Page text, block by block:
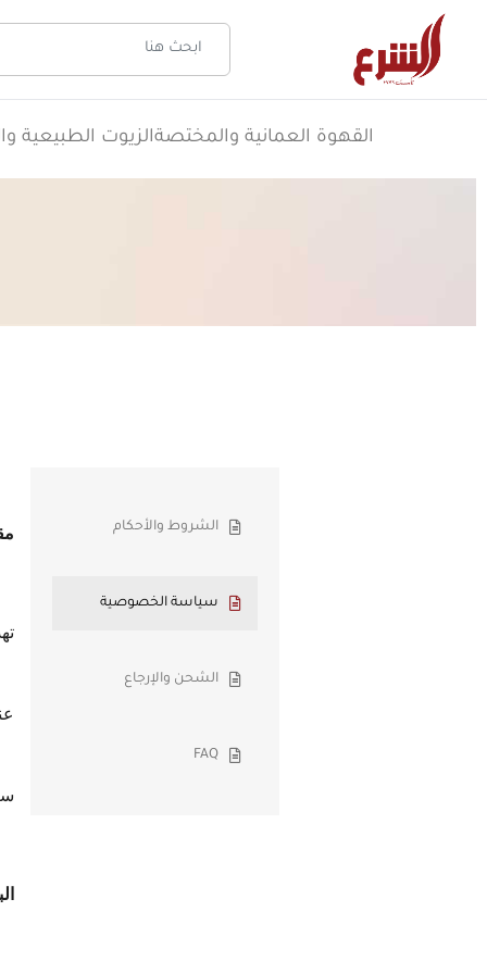
القهوة العمانية والمختصةالزيوت الطبيعية
الشروط والأحكام
سياسة الخصوصية
الشحن والإرجاع
FAQ